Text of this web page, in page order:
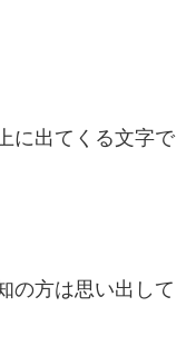
に出てくる文字で
の方は思い出して